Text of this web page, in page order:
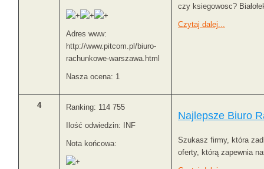
Adres www:
http://www.pitcom.pl/biuro-
rachunkowe-warszawa.html
Nasza ocena: 1
czy ksiegowosc?
Czytaj dalej...
4 Ranking: 114 755
Ilość odwiedzin: INF
Nota końcowa:
Najlepsze Biuro
Szukasz firmy, która
oferty, którą zapewnia